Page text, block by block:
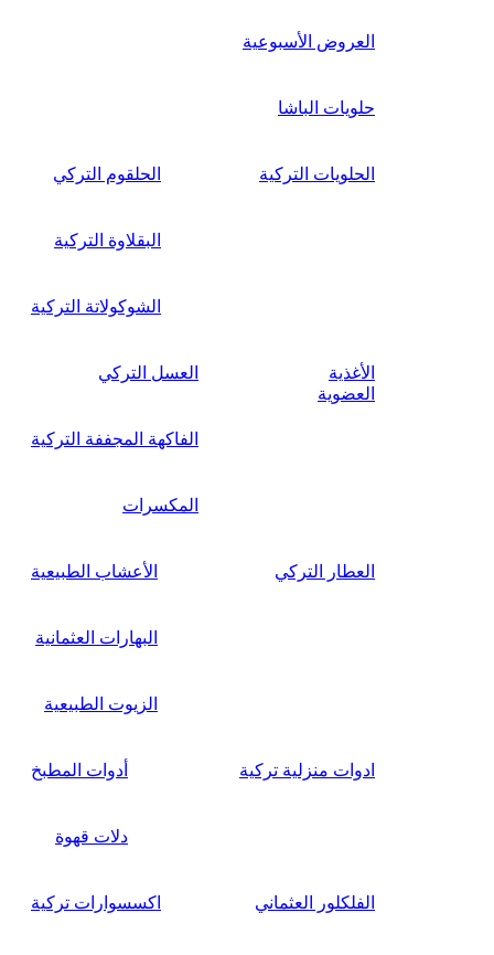
العروض الأسبوعية
حلويات الباشا
الحلويات التركية الحلقوم التركي
البقلاوة التركية
الشوكولاتة التركية
الأغذية
العضوية
العسل التركي
الفاكهة المجففة التركية
المكسرات
العطار التركي الأعشاب الطبيعية
البهارات العثمانية
الزيوت الطبيعية
ادوات منزلية تركية أدوات المطبخ
دلات قهوة
الفلكلور العثماني اكسسوارات تركية